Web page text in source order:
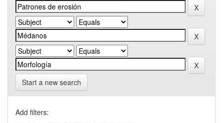
Start a new search
Add filters: